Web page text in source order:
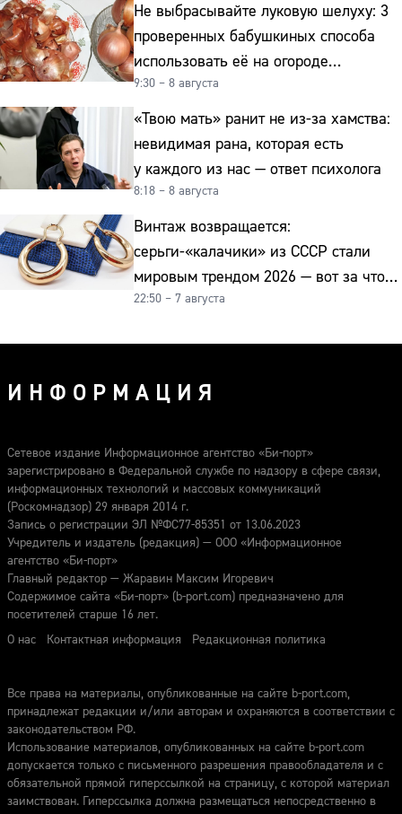
Не выбрасывайте луковую шелуху: 3
проверенных бабушкиных способа
использовать её на огороде
и для здоровья этой зимой
9:30 – 8 августа
«Твою мать» ранит не из-за хамства:
невидимая рана, которая есть
у каждого из нас — ответ психолога
8:18 – 8 августа
Винтаж возвращается:
серьги-«калачики» из СССР стали
мировым трендом 2026 — вот за что
их ценят ювелиры
22:50 – 7 августа
ИНФОРМАЦИЯ
Сетевое издание Информационное агентство «Би-порт»
зарегистрировано в Федеральной службе по надзору в сфере связи,
информационных технологий и массовых коммуникаций
(Роскомнадзор) 29 января 2014 г.
Запись о регистрации ЭЛ №ФС77-85351 от 13.06.2023
Учредитель и издатель (редакция) — ООО «Информационное
агентство «Би-порт»
Главный редактор — Жаравин Максим Игоревич
Содержимое сайта «Би-порт» (b-port.com) предназначено для
посетителей старше 16 лет.
О нас
Контактная информация Редакционная политика
Все права на материалы, опубликованные на сайте b-port.com,
принадлежат редакции и/или авторам и охраняются в соответствии с
законодательством РФ.
Использование материалов, опубликованных на сайте b-port.com
допускается только с письменного разрешения правообладателя и с
обязательной прямой гиперссылкой на страницу, с которой материал
заимствован. Гиперссылка должна размещаться непосредственно в